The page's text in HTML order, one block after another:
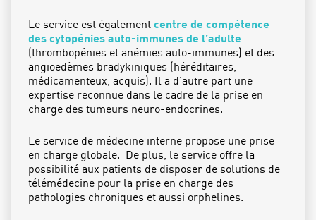
Le service est également centre de compétence
des cytopénies auto-immunes de l’adulte
(thrombopénies et anémies auto-immunes) et des
angioedèmes bradykiniques (héréditaires,
médicamenteux, acquis). Il a d’autre part une
expertise reconnue dans le cadre de la prise en
charge des tumeurs neuro-endocrines.
Le service de médecine interne propose une prise
en charge globale. De plus, le service offre la
possibilité aux patients de disposer de solutions de
télémédecine pour la prise en charge des
pathologies chroniques et aussi orphelines.